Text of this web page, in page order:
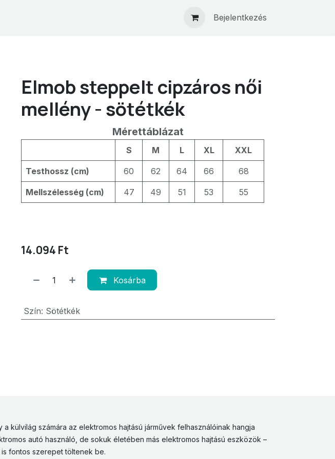
Bejelentkezés
Elmob steppelt cipzáros női
mellény - sötétkék
Mérettáblázat
S M L XL XXL
Testhossz (cm) 60 62 64 66 68
Mellszélesség (cm) 47 49 51 53 55
14.094 Ft
Kosárba
Szín: Sötétkék
külvilág számára az elektromos hajtású járművek felhasználóinak hangja
autó használó, de sokuk életében más elektromos hajtású eszközök –
fontos szerepet töltenek be.